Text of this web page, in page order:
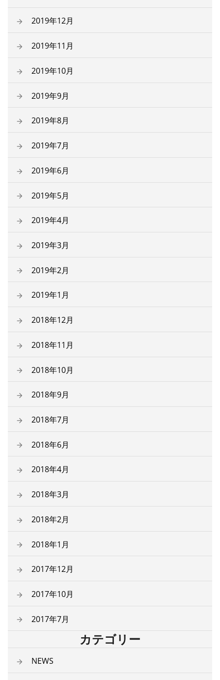
2019年12月
2019年11月
2019年10月
2019年9月
2019年8月
2019年7月
2019年6月
2019年5月
2019年4月
2019年3月
2019年2月
2019年1月
2018年12月
2018年11月
2018年10月
2018年9月
2018年7月
2018年6月
2018年4月
2018年3月
2018年2月
2018年1月
2017年12月
2017年10月
2017年7月
カテゴリー
NEWS